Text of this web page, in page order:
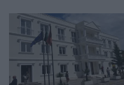
kriminelët që abuzojnë me
sistemin e emigracionit